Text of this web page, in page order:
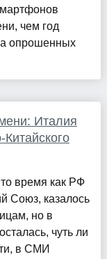
чем год
опрошенных
Италия
время как РФ
Союз, казалось
но в
чуть ли
в СМИ